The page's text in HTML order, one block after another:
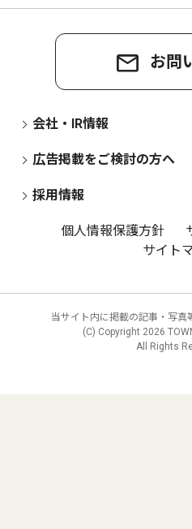
お問
会社・IR情報
広告掲載をご検討の方へ
採用情報
個人情報保護方針
サイト
当サイト内に掲載の記事・写真
(C) Copyright 2026
All Rights